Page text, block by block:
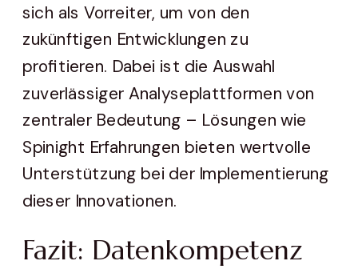
sich als Vorreiter, um von den
zukünftigen Entwicklungen zu
profitieren. Dabei ist die Auswahl
zuverlässiger Analyseplattformen von
zentraler Bedeutung – Lösungen wie
Spinight Erfahrungen bieten wertvolle
Unterstützung bei der Implementierung
dieser Innovationen.
Fazit: Datenkompetenz